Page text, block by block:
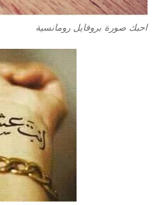
احبك صورة بروفايل رومانسية